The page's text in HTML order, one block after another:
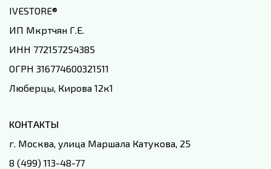
IVESTORE®
ИП Мкртчян Г.Е.
ИНН 772157254385
ОГРН 316774600321511
Люберцы, Кирова 12к1
КОНТАКТЫ
г. Москва, улица Маршала Катукова, 25
8 (499) 113-48-77